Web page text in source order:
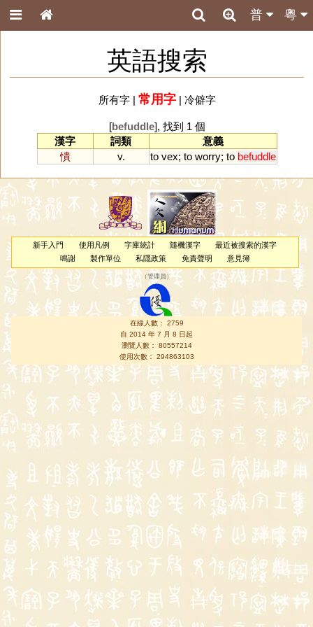
粵
普
英語搜索
所有字| 常用字| 冷僻字
[befuddle], 找到 1 個
漢字
詞類
意義
憒
v. to vex; to worry; to befuddle
新手入門 使用凡例 字庫統計 隨機漢字
最近被搜索的漢字
鳴謝
製作單位 私隱政策 免責聲明 意見簿
（管理員 ）
在線人數： 2759
自 2014 年 7 月 8 日起
瀏覽人數： 80557214
使用次數： 294863103